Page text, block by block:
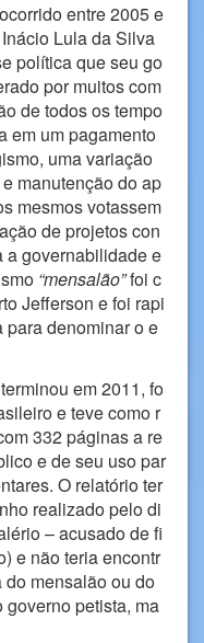
entre 2005 e
Lula da Silva
política que seu go
por muitos com
de todos os tempo
em um pagamento
uma variação
manutenção do ap
mesmos votassem
de projetos con
a governabilidade e
“mensalão”foi c
Jefferson e foi rapi
denominar o e
em 2011, fo
e teve como r
332 páginas a re
e de seu uso par
O relatório ter
realizado pelo di
– acusado de fi
e não teria encontr
mensalão ou do
petista, ma